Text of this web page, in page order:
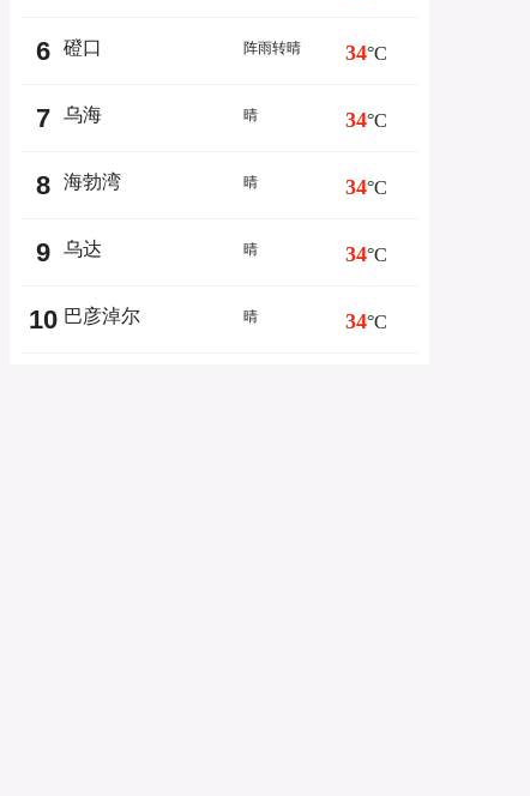
6 磴口 阵雨转晴 34°C
7 乌海 晴 34°C
8 海勃湾 晴 34°C
9 乌达 晴 34°C
10 巴彦淖尔 晴 34°C